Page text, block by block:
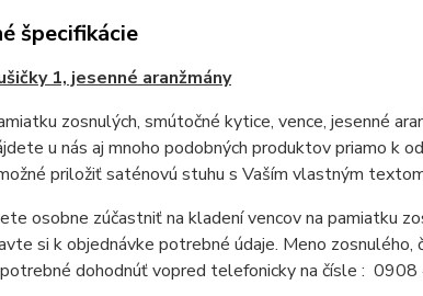
špecifikácie
1, jesenné aranžmány
zosnulých, smútočné kytice, vence, jesenné
u nás aj mnoho podobných produktov priamo k
priložiť saténovú stuhu s Vaším vlastným
osobne zúčastniť na kladení vencov na pamiatku
si k objednávke potrebné údaje. Meno zosnulého,
potrebné dohodnúť vopred telefonicky na čísle :